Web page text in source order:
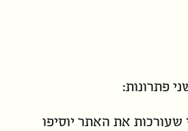
פתרונות:
שעורכותאת האתר יוסיפו